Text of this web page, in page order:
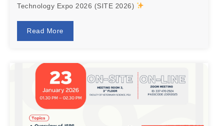
Technology Expo 2026 (SITE 2026)
Read More